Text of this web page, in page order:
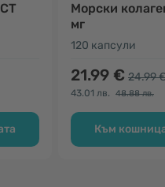
Морски
мг
120 капсули
21.99 € 24.99
43.01 лв. 48.88 лв.
Към